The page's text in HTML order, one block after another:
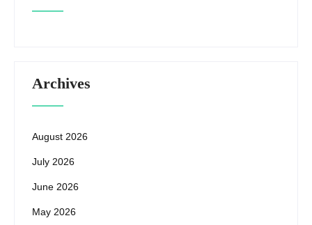
Archives
August 2026
July 2026
June 2026
May 2026